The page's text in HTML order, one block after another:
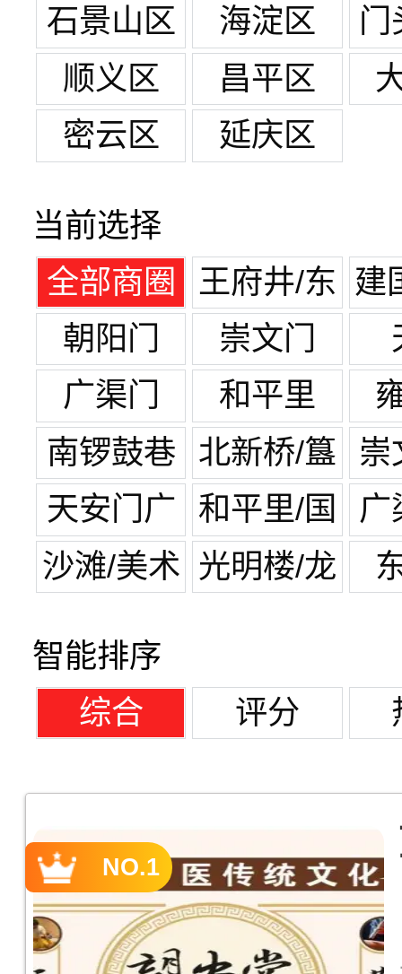
石景山区
海淀区
门
顺义区
昌平区
密云区
延庆区
当前选择
全部商圈
王府井/东
单
建
朝阳门 崇文门
广渠门
和平里
南锣鼓巷
北新桥/簋
街
崇
天安门广
场
和平里/国
展中心
广
沙滩/美术 光明楼/龙
智能排序
综合
评分
NO.1